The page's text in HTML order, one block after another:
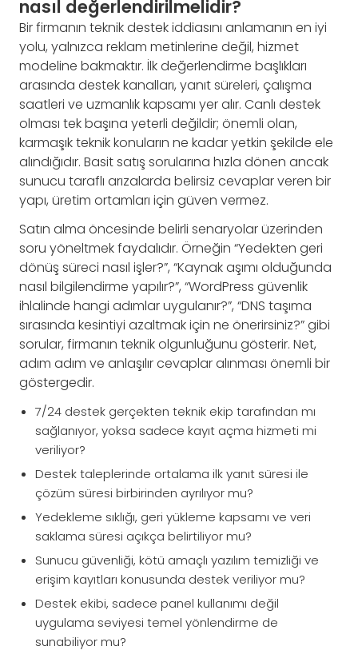
nasıl değerlendirilmelidir?
Bir firmanın teknik destek iddiasını anlamanın en iyi
yolu, yalnızca reklam metinlerine değil, hizmet
modeline bakmaktır. İlk değerlendirme başlıkları
arasında destek kanalları, yanıt süreleri, çalışma
saatleri ve uzmanlık kapsamı yer alır. Canlı destek
olması tek başına yeterli değildir; önemli olan,
karmaşık teknik konuların ne kadar yetkin şekilde ele
alındığıdır. Basit satış sorularına hızla dönen ancak
sunucu taraflı arızalarda belirsiz cevaplar veren bir
yapı, üretim ortamları için güven vermez.
Satın alma öncesinde belirli senaryolar üzerinden
soru yöneltmek faydalıdır. Örneğin “Yedekten geri
dönüş süreci nasıl işler?”, “Kaynak aşımı olduğunda
nasıl bilgilendirme yapılır?”, “WordPress güvenlik
ihlalinde hangi adımlar uygulanır?”, “DNS taşıma
sırasında kesintiyi azaltmak için ne önerirsiniz?” gibi
sorular, firmanın teknik olgunluğunu gösterir. Net,
adım adım ve anlaşılır cevaplar alınması önemli bir
göstergedir.
7/24 destek gerçekten teknik ekip tarafından mı
sağlanıyor, yoksa sadece kayıt açma hizmeti mi
veriliyor?
Destek taleplerinde ortalama ilk yanıt süresi ile
çözüm süresi birbirinden ayrılıyor mu?
Yedekleme sıklığı, geri yükleme kapsamı ve veri
saklama süresi açıkça belirtiliyor mu?
Sunucu güvenliği, kötü amaçlı yazılım temizliği ve
erişim kayıtları konusunda destek veriliyor mu?
Destek ekibi, sadece panel kullanımı değil
uygulama seviyesi temel yönlendirme de
sunabiliyor mu?